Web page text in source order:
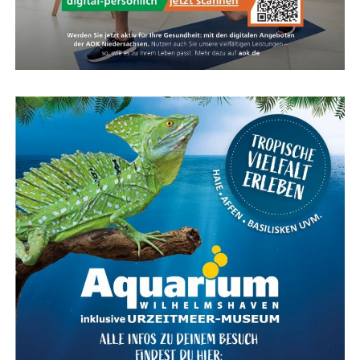
Kar­te für das Ems­land Papenburg
Fazit: Das KOGA Evia — Per­fek­te
Wahl für Radfahrkomfort
Das KOGA Evia ist die per­fek­te Wahl für alle, die uner­
reich­ten Rad­fahr­kom­fort mit stil­vol­lem Design und
moderns­ter Tech­no­lo­gie ver­bin­den möch­ten. Ent­de­cken
Sie das ulti­ma­ti­ve Fahr­erleb­nis mit dem KOGA Evia und
genie­ßen Sie jede Fahrt in vol­len Zügen.